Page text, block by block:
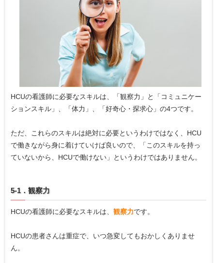
HCUの看護師に必要なスキルは、「観察力」と「コミュニケー
ションスキル」、「体力」、「好奇心・探求心」の4つです。
ただ、これらのスキルは絶対に必要というわけではなく、HCU
で働きながら身に着けていけば良いので、「このスキルを持っ
ていないから、HCUで働けない」というわけではありません。
5-1．観察力
HCUの看護師に必要なスキルは、 観察力です。
HCUの患者さんは重症で、いつ急変してもおかしくありませ
ん。